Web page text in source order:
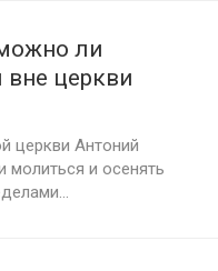
ли
вне церкви
церкви Антоний
молиться и осенять